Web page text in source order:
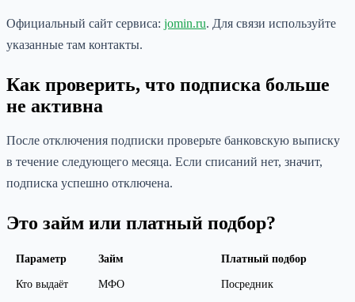
Официальный сайт сервиса: jomin.ru. Для связи используйте
указанные там контакты.
Как проверить, что подписка больше
не активна
После отключения подписки проверьте банковскую выписку
в течение следующего месяца. Если списаний нет, значит,
подписка успешно отключена.
Это займ или платный подбор?
Параметр Займ Платный подбор
Кто выдаёт МФО Посредник